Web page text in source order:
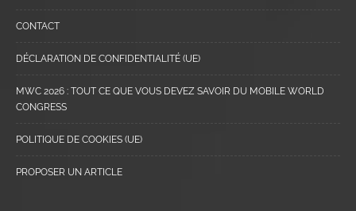
CONTACT
DÉCLARATION DE CONFIDENTIALITÉ (UE)
MWC 2026 : TOUT CE QUE VOUS DEVEZ SAVOIR DU MOBILE WORLD
CONGRESS
POLITIQUE DE COOKIES (UE)
PROPOSER UN ARTICLE